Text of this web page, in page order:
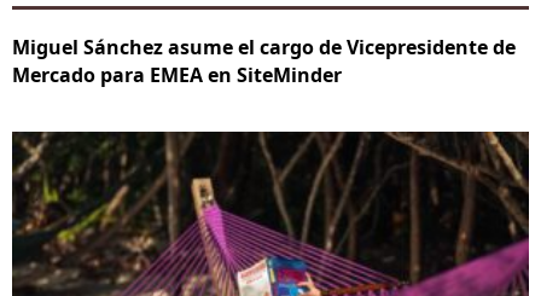
Miguel Sánchez asume el cargo de Vicepresidente de
Mercado para EMEA en SiteMinder